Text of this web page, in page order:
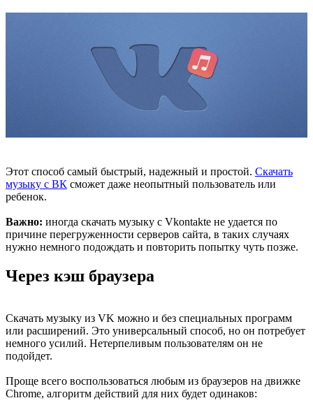
Этот способ самый быстрый, надежный и простой. Скачать
музыку с ВК сможет даже неопытный пользователь или
ребенок.
Важно: иногда скачать музыку с Vkontakte не удается по
причине перегруженности серверов сайта, в таких случаях
нужно немного подождать и повторить попытку чуть позже.
Через кэш браузера
Скачать музыку из VK можно и без специальных программ
или расширений. Это универсальный способ, но он потребует
немного усилий. Нетерпеливым пользователям он не
подойдет.
Проще всего воспользоваться любым из браузеров на движке
Chrome, алгоритм действий для них будет одинаков: